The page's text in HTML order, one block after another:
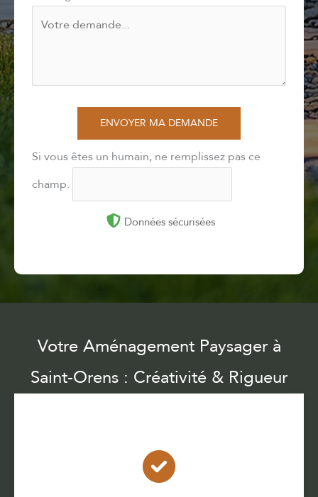
ENVOYER MA DEMANDE
Si vous êtes un humain, ne remplissez pas ce
champ.
Données sécurisées
Votre Aménagement Paysager à
Saint-Orens : Créativité & Rigueur